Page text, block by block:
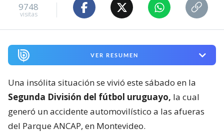
9748
visitas
VER RESUMEN
Una insólita situación se vivió este sábado en la
Segunda División del fútbol uruguayo, la cual
generó un accidente automovilístico a las afueras
del Parque ANCAP, en Montevideo.